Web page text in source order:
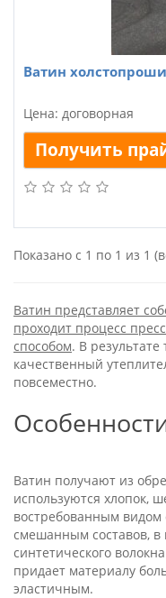
Ватин
Цена: договорная
Получить
Показано с 1 по 1 из 1
Ватин представляет
проходит процесс
способом. В результате
качественный
повсеместно.
Ватин получают из
используются хлопок,
востребованным видом
смешанным составов, в
синтетического
придает материалу
эластичным.